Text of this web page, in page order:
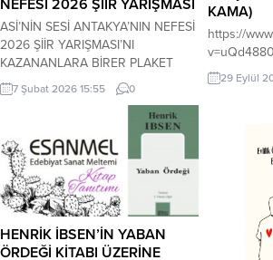
NEFESİ 2026 ŞİİR YARIŞMASI
ASİ’NİN SESİ ANTAKYA’NIN NEFESİ
2026 ŞİİR YARIŞMASI’NI
KAZANANLARA BİRER PLAKET
TAKDİM EDİLECEK. (SON
BAŞVURU TARİHİ.10 HAZİRAN
2026 ÇARŞAMBA)… KERİM
ÖZBEKLER GAZETECİ-YAZAR-ŞAİR
-Yarışmadaki kısıtlar:Yarışma,
başvuru tarihi itibarıyla 18 yaşını
doldurmuş tüm katılımcılara açıktır. -
Düzenleyen:Doğunun Kraliçesi
Antakya Kültür Sanat ve Edebiyat
Dergisi Online sanat kursları, -
7 Şubat 2026 15:55 0
KAMA)
https://
29 Eylül
HENRİK İBSEN’İN YABAN
ÖRDEĞİ KİTABI ÜZERİNE